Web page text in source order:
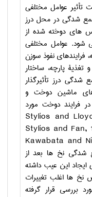
عوامل مختلفی
شدگی در محل درز
­های دوخته شده از
عوامل مختلفی
نفوذ سوزن
پارچه، ساختار
­شدگی درز تأثیرگذار
ماشین دوخت و
فرایند دوخت مورد
Stylios and
Stylios and Fan,
Kawabata and
نخ­ ها بعد از
این عیب داشته
نخ­ ها اغلب تغییرات
بررسی قرار گرفته